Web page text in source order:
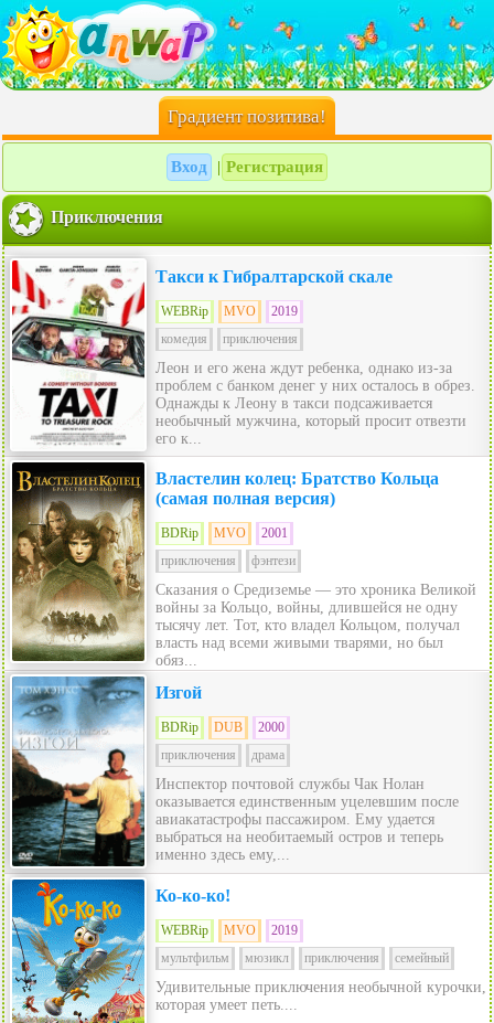
Градиент позитива!
Вход Регистрация
Приключения
Такси к Гибралтарской скале
WEBRip MVO
2019
комедия
приключения
Леон и его жена ждут ребенка, однако из-за
проблем с банком денег у них осталось в обрез.
Однажды к Леону в такси подсаживается
необычный мужчина, который просит отвезти
его к...
Властелин колец: Братство Кольца
(самая полная версия)
BDRip MVO
2001
приключения
фэнтези
Сказания о Средиземье — это хроника Великой
войны за Кольцо, войны, длившейся не одну
тысячу лет. Тот, кто владел Кольцом, получал
власть над всеми живыми тварями, но был
обяз...
Изгой
BDRip DUB
2000
приключения
драма
Инспектор почтовой службы Чак Нолан
оказывается единственным уцелевшим после
авиакатастрофы пассажиром. Ему удается
выбраться на необитаемый остров и теперь
именно здесь ему,...
Ко-ко-ко!
WEBRip MVO
2019
мультфильм
мюзикл приключения семейный
Удивительные приключения необычной курочки,
которая умеет петь....